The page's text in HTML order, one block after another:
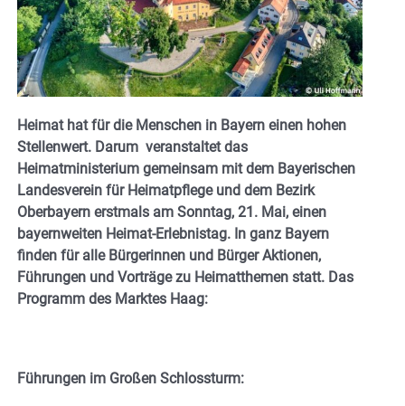
Heimat hat für die Menschen in Bayern einen hohen
Stellenwert. Darum veranstaltet das
Heimatministerium gemeinsam mit dem Bayerischen
Landesverein für Heimatpflege und dem Bezirk
Oberbayern erstmals am Sonntag, 21. Mai, einen
bayernweiten Heimat-Erlebnistag. In ganz Bayern
finden für alle Bürgerinnen und Bürger Aktionen,
Führungen und Vorträge zu Heimatthemen statt. Das
Programm des Marktes Haag:
Führungen im Großen Schlossturm: